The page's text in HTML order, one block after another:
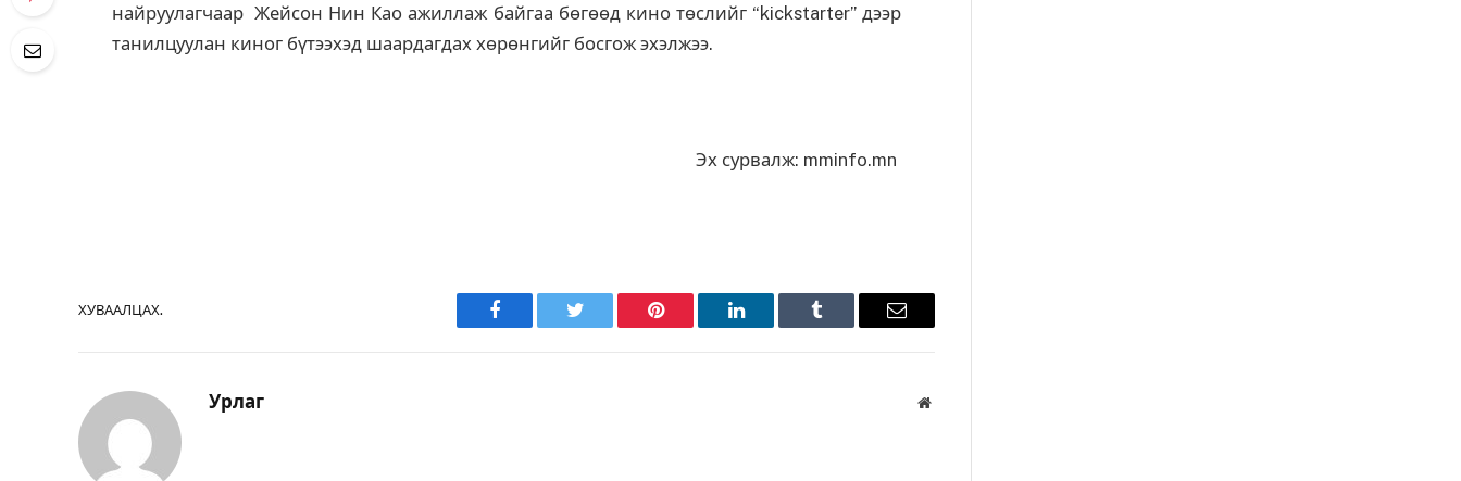
найруулагчаар Жейсон Нин Као ажиллаж байгаа бөгөөд кино төслийг “kickstarter” дээр
танилцуулан киног бүтээхэд шаардагдах хөрөнгийг босгож эхэлжээ.
Эх сурвалж: mminfo.mn
ХУВААЛЦАХ.
Facebook Twitter Pinterest LinkedIn Tumblr Имэйл
Урлаг Вэбсайт